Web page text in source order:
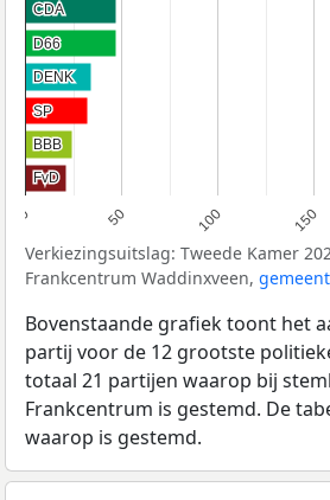
0 50 100 150
CDA
CDA
D66
D66
DENK
DENK
SP
SP
BBB
BBB
FvD
FvD
Verkiezingsuitslag: Tweede Kamer
Frankcentrum Waddinxveen,
Bovenstaande grafiek toont het
partij voor de 12 grootste
totaal 21 partijen waarop bij
Frankcentrum is gestemd. De
waarop is gestemd.